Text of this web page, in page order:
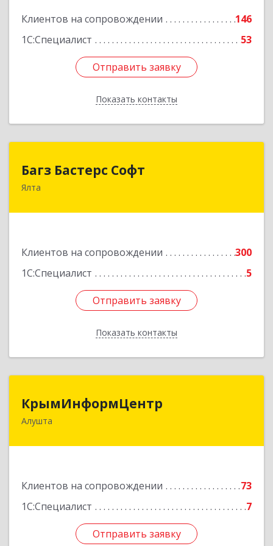
Клиентов на сопровождении
146
1С:Специалист
53
Отправить заявку
Показать контакты
Отправить заявку
Назад
Багз Бастерс Софт
Ялта
Клиентов на сопровождении
300
1С:Специалист
5
Отправить заявку
Показать контакты
Багз Бастерс Софт
298603, Крым Респ, Ялта г, Свердлова ул, дом №
Отправить заявку
Назад
КрымИнформЦентр
Алушта
Клиентов на сопровождении
73
1С:Специалист
7
Отправить заявку
298500, Крым Респ, Алушта г, Горького ул, дом
Отправить заявку